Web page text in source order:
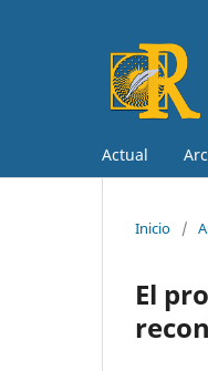
Actual
Inicio /
El